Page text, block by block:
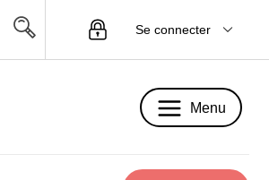
Se connecter
Menu